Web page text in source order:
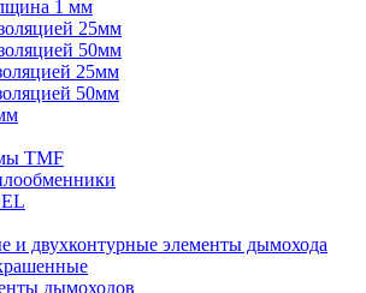
1 мм
25мм
50мм
25мм
50мм
TMF
и двухконтурные элементы дымохода
дымоходов